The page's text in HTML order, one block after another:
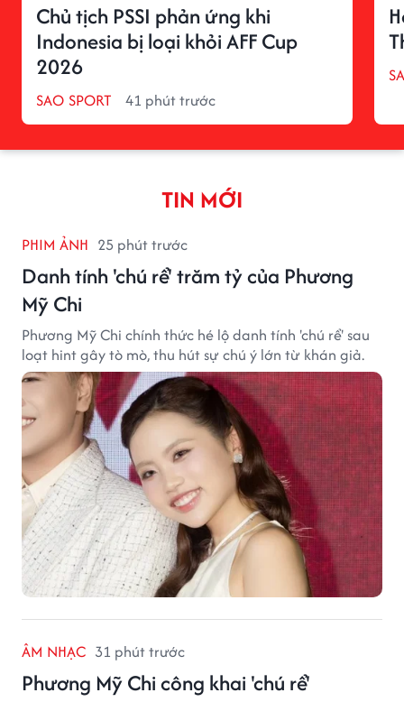
Chủ tịch PSSI phản ứng khi
Indonesia bị loại khỏi AFF Cup
2026
SAO SPORT 41 phút trước
TIN MỚI
PHIM ẢNH 25 phút trước
Danh tính 'chú rể' trăm tỷ của Phương
Mỹ Chi
Phương Mỹ Chi chính thức hé lộ danh tính 'chú rể' sau
loạt hint gây tò mò, thu hút sự chú ý lớn từ khán giả.
ÂM NHẠC 31 phút trước
Phương Mỹ Chi công khai 'chú rể'